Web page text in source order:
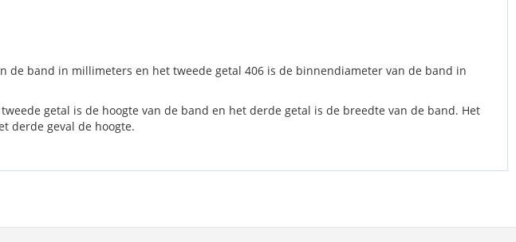
de band in millimeters en het tweede getal 406 is de binnendiameter van de band in
getal is de hoogte van de band en het derde getal is de breedte van de band. Het
derde geval de hoogte.